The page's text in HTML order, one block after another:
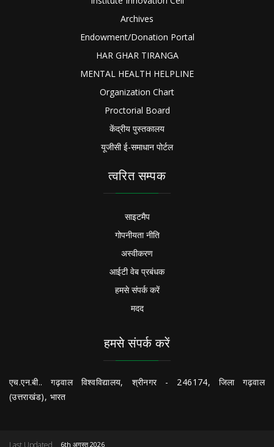
Archives
Endowment/Donation Portal
HAR GHAR TIRANGA
MENTAL HEALTH HELPLINE
Organization Chart
Proctorial Board
केंद्रीय पुस्तकालय
यूजीसी ई-समाधान पोर्टल
त्वरित सम्पक
साइटमैप
गोपनीयता नीति
अस्वीकरण
आईटी वेब प्रबंधक
हमसे संपर्क करें
मदद
हमसे संपर्क करें
एच.एन.बी.. गढ़वाल विश्वविद्यालय, श्रीनगर - 246174, जिला गढ़वाल
(उत्तराखंड), भारत
Last Updated 6th अगस्त 2026